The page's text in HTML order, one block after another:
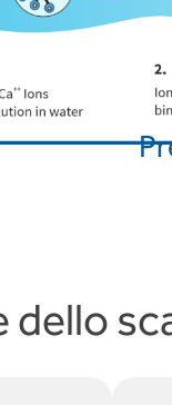
dello